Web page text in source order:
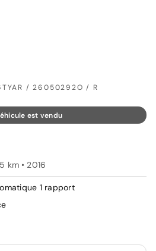
/ 26050292O / R
est vendu
km • 2016
1 rapport